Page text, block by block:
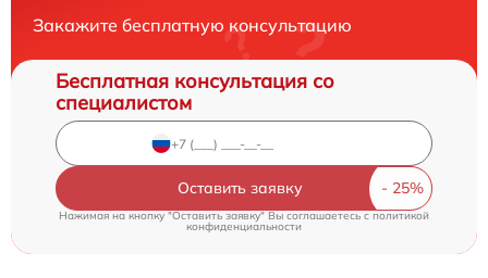
Закажите бесплатную консультацию
Бесплатная консультация со
специалистом
Оставить заявку
Нажимая на кнопку "Оставить заявку" Вы соглашаетесь c политикой
конфиденциальности